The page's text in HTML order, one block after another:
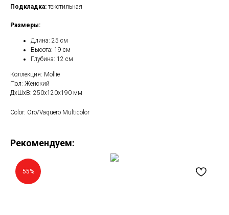
Подкладка: текстильная
Размеры:
Длина: 25 см
Высота: 19 см
Глубина: 12 см
Коллекция: Mollie
Пол: Женский
ДxШxВ: 250x120x190 мм
Color: Oro/Vaquero Multicolor
Рекомендуем:
55%